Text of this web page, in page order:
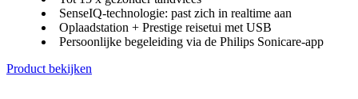
SenseIQ-technologie: past zich in realtime aan
Oplaadstation + Prestige reisetui met USB
Persoonlijke begeleiding via de Philips Sonicare-app
Product bekijken